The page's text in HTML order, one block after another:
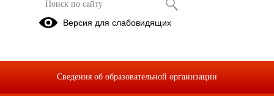
Совет профилактики
правонарушений
Состав комиссии на 2023-2024.pdf
Версия для слабовидящих
Сведения об образовательной организации